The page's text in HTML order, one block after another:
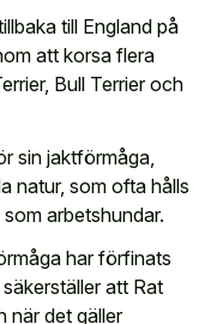
till England på
att korsa flera
Bull Terrier och
sin jaktförmåga,
natur, som ofta hålls
arbetshundar.
har förfinats
att Rat
när det gäller